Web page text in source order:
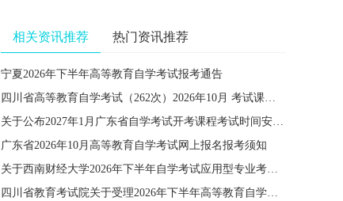
相关资讯推荐 热门资讯推荐
宁夏2026年下半年高等教育自学考试报考通告
四川省高等教育自学考试（262次）2026年10月 考试课程简表
关于公布2027年1月广东省自学考试开考课程考试时间安排和使用教材的通知
广东省2026年10月高等教育自学考试网上报名报考须知
关于西南财经大学2026年下半年自学考试应用型专业考籍更改办理的通知
四川省教育考试院关于受理2026年下半年高等教育自学考试省际转考申请的通告